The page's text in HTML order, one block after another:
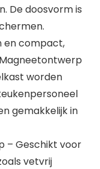
De doosvorm is
en compact,
worden
gemakkelijk in
– Geschikt voor
vetvrij